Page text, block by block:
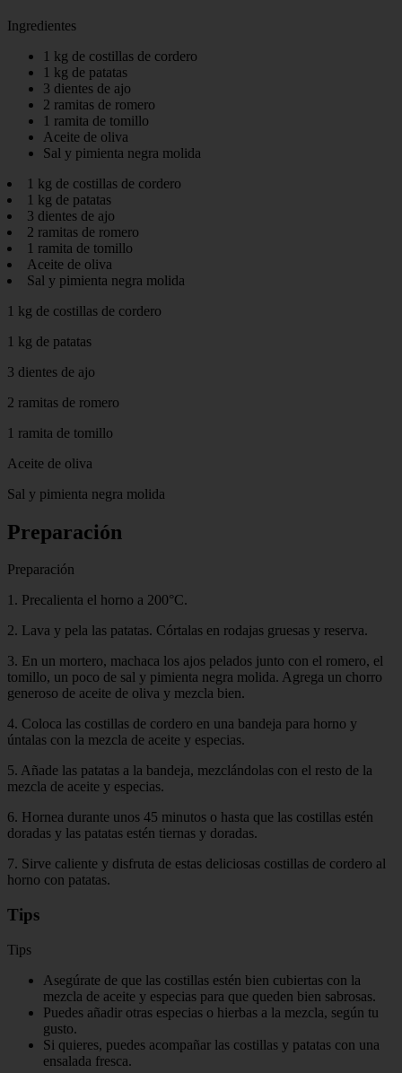
Ingredientes
1 kg de costillas de cordero
1 kg de patatas
3 dientes de ajo
2 ramitas de romero
1 ramita de tomillo
Aceite de oliva
Sal y pimienta negra molida
1 kg de costillas de cordero
1 kg de patatas
3 dientes de ajo
2 ramitas de romero
1 ramita de tomillo
Aceite de oliva
Sal y pimienta negra molida
1 kg de costillas de cordero
1 kg de patatas
3 dientes de ajo
2 ramitas de romero
1 ramita de tomillo
Aceite de oliva
Sal y pimienta negra molida
Preparación
Preparación
1. Precalienta el horno a 200°C.
2. Lava y pela las patatas. Córtalas en rodajas gruesas y reserva.
3. En un mortero, machaca los ajos pelados junto con el romero, el
tomillo, un poco de sal y pimienta negra molida. Agrega un chorro
generoso de aceite de oliva y mezcla bien.
4. Coloca las costillas de cordero en una bandeja para horno y
úntalas con la mezcla de aceite y especias.
5. Añade las patatas a la bandeja, mezclándolas con el resto de la
mezcla de aceite y especias.
6. Hornea durante unos 45 minutos o hasta que las costillas estén
doradas y las patatas estén tiernas y doradas.
7. Sirve caliente y disfruta de estas deliciosas costillas de cordero al
horno con patatas.
Tips
Tips
Asegúrate de que las costillas estén bien cubiertas con la
mezcla de aceite y especias para que queden bien sabrosas.
Puedes añadir otras especias o hierbas a la mezcla, según tu
gusto.
Si quieres, puedes acompañar las costillas y patatas con una
ensalada fresca.